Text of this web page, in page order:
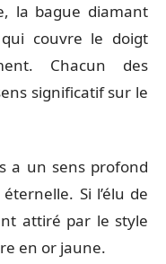
la bague diamant
couvre le doigt
Chacun des
significatif sur le
a un sens profond
Si l’élu de
attiré par le style
en or jaune.